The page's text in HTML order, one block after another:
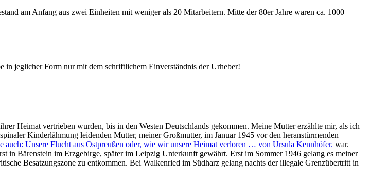
am Anfang aus zwei Einheiten mit weniger als 20 Mitarbeitern. Mitte der 80er Jahre waren ca. 1000
in jeglicher Form nur mit dem schriftlichem Einverständnis der Urheber!
Heimat vertrieben wurden, bis in den Westen Deutschlands gekommen. Meine Mutter erzählte mir, als ich
Kinderlähmung leidenden Mutter, meiner Großmutter, im Januar 1945 vor den heranstürmenden
auch: Unsere Flucht aus Ostpreußen oder, wie wir unsere Heimat verloren … von Ursula Kennhöfer. war.
in Bärenstein im Erzgebirge, später im Leipzig Unterkunft gewährt. Erst im Sommer 1946 gelang es meiner
Besatzungszone zu entkommen. Bei Walkenried im Südharz gelang nachts der illegale Grenzübertritt in